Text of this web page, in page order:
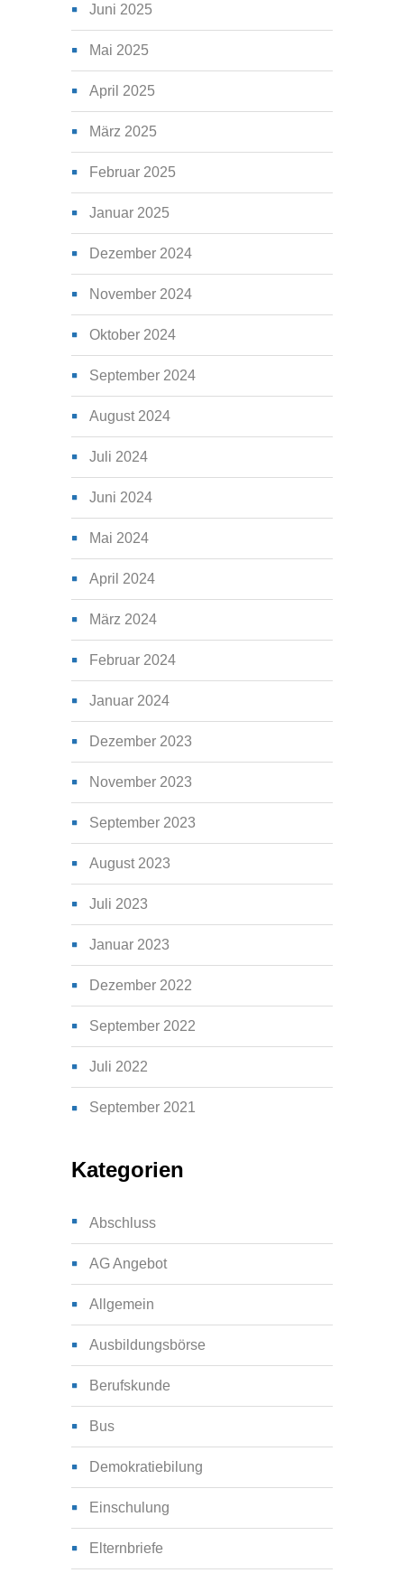
Juni 2025
Mai 2025
April 2025
März 2025
Februar 2025
Januar 2025
Dezember 2024
November 2024
Oktober 2024
September 2024
August 2024
Juli 2024
Juni 2024
Mai 2024
April 2024
März 2024
Februar 2024
Januar 2024
Dezember 2023
November 2023
September 2023
August 2023
Juli 2023
Januar 2023
Dezember 2022
September 2022
Juli 2022
September 2021
Kategorien
Abschluss
AG Angebot
Allgemein
Ausbildungsbörse
Berufskunde
Bus
Demokratiebilung
Einschulung
Elternbriefe